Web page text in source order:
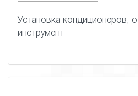
Установка кондиционеров,
инструмент